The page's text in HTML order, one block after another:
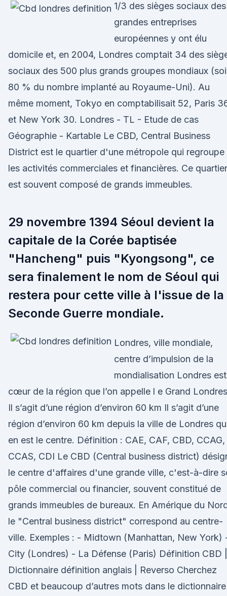
1/3 des sièges sociaux des
grandes entreprises
européennes y ont élu
domicile et, en 2004, Londres comptait 34 des
sociaux des 500 plus grands groupes mondiaux
80 % du nombre implanté au Royaume-Uni). Au
même moment, Tokyo en comptabilisait 52, Paris
et New York 30. Londres - TL - Etude de cas
Géographie - Kartable Le CBD, Central Business
District est le quartier d'une métropole qui regroupe
les activités commerciales et financières. Ce quartier
est souvent composé de grands immeubles.
29 novembre 1394 Séoul devient la
capitale de la Corée baptisée
"Hancheng" puis "Kyongsong", ce
sera finalement le nom de Séoul qui
restera pour cette ville à l'issue de la
Seconde Guerre mondiale.
Londres, ville mondiale,
centre d’impulsion de la
mondialisation Londres
cœur de la région que l’on appelle l e Grand
Il s’agit d’une région d’environ 60 km Il s’agit d’une
région d’environ 60 km depuis la ville de Londres
en est le centre. Définition : CAE, CAF, CBD, CCAG,
CCAS, CDI Le CBD (Central business district)
le centre d'affaires d'une grande ville, c'est-à-dire
pôle commercial ou financier, souvent constitué de
grands immeubles de bureaux. En Amérique du
le "Central business district" correspond au centre-
ville. Exemples : - Midtown (Manhattan, New York)
City (Londres) - La Défense (Paris) Définition CBD |
Dictionnaire définition anglais | Reverso Cherchez
CBD et beaucoup d’autres mots dans le dictionnaire